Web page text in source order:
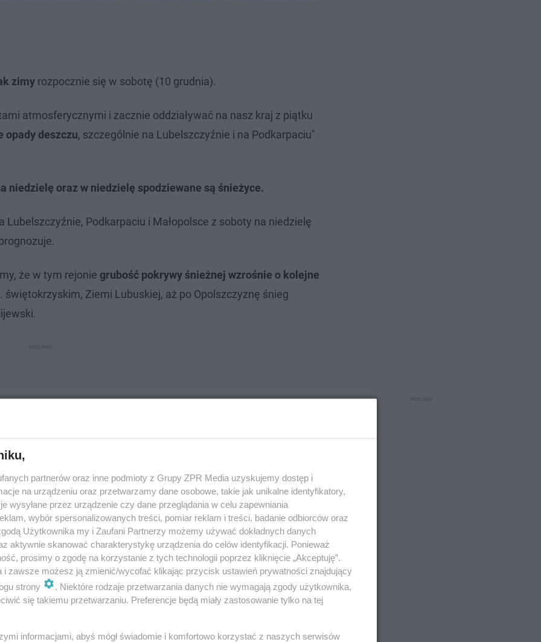
zimy rozpocznie się w sobotę (10 grudnia).
atmosferycznymi i zacznie oddziaływać na nasz kraj z piątku
opady deszczu, szczególnie na Lubelszczyźnie i na Podkarpaciu"
niedzielę oraz w niedzielę spodziewane są śnieżyce.
Podkarpaciu i Małopolsce z soboty na niedzielę
że w tym rejonie grubość pokrywy śnieżnej wzrośnie o kolejne
Ziemi Lubuskiej, aż po Opolszczyznę śnieg
północ. W poniedziałek spadnie do 10 cm na Pomorzu i
frontem i opadami śniegu będzie wzrastałaprędkość wiatru i
i z zawieje śnieżne.
– na Podlasiu i całym południu do -13 st. Celsjusza, a w
będzie na północnym zachodzie od -4 do 5.
partnerów oraz inne podmioty z Grupy ZPR Media uzyskujemy dostęp i
na urządzeniu oraz przetwarzamy dane osobowe, takie jak unikalne identyfikatory,
wysyłane przez urządzenie czy dane przeglądania w celu zapewniania
wybór spersonalizowanych treści, pomiar reklam i treści, badanie odbiorców oraz
Użytkownika my i Zaufani Partnerzy możemy używać dokładnych danych
aktywnie skanować charakterystykę urządzenia do celów identyfikacji. Ponieważ
prosimy o zgodę na korzystanie z tych technologii poprzez kliknięcie „Akceptuję”.
i zawsze możesz ją zmienić/wycofać klikając przycisk ustawień prywatności znajdujący
strony
. Niektóre rodzaje przetwarzania danych nie wymagają zgody użytkownika,
się takiemu przetwarzaniu. Preferencje będą miały zastosowanie tylko na tej
informacjami, abyś mógł świadomie i komfortowo korzystać z naszych serwisów